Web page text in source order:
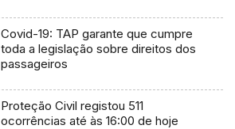
Covid-19: TAP garante que cumpre
toda a legislação sobre direitos dos
passageiros
Proteção Civil registou 511
ocorrências até às 16:00 de hoje